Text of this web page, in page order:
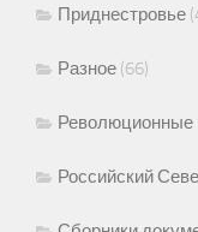
Приднестровье
Разное (66)
Революционные
Российский